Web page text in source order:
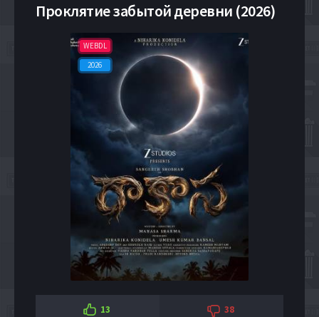
Проклятие забытой деревни (2026)
WEBDL
2026
13 38